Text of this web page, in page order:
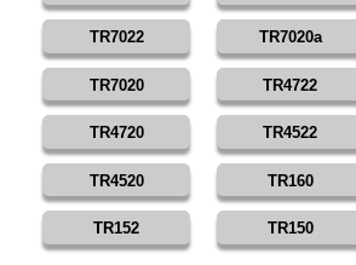
TR7022 TR7020a
TR7020 TR4722
TR4720 TR4522
TR4520 TR160
TR152 TR150